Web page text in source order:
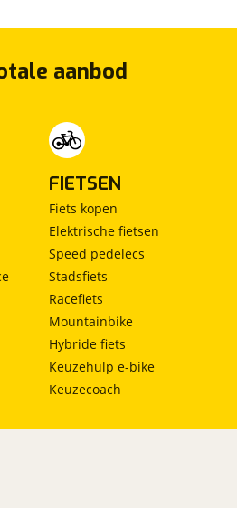
aanbod
FIETSEN
Fiets kopen
Elektrische fietsen
Speed pedelecs
Stadsfiets
Racefiets
Mountainbike
Hybride fiets
Keuzehulp e-bike
Keuzecoach